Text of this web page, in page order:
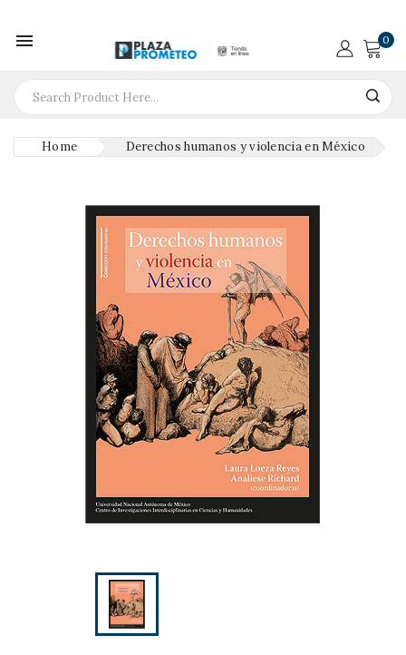
 0
Home Derechos humanos y violencia en México